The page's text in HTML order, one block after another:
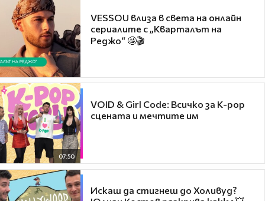
VESSOU влиза в света на онлайн
сериалите с „Кварталът на
Реджо“ 🤩🎬
07:50
VOID & Girl Code: Всичко за K-pop
сцената и мечтите им
Искаш да стигнеш до Холивуд?